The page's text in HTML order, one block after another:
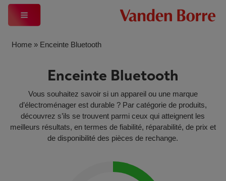
Home » Enceinte Bluetooth
Enceinte Bluetooth
Vous souhaitez savoir si un appareil ou une marque
d’électroménager est durable ? Par catégorie de produits,
découvrez s’ils se trouvent parmi ceux qui atteignent les
meilleurs résultats, en termes de fiabilité, réparabilité, de prix et
de disponibilité des pièces de rechange.